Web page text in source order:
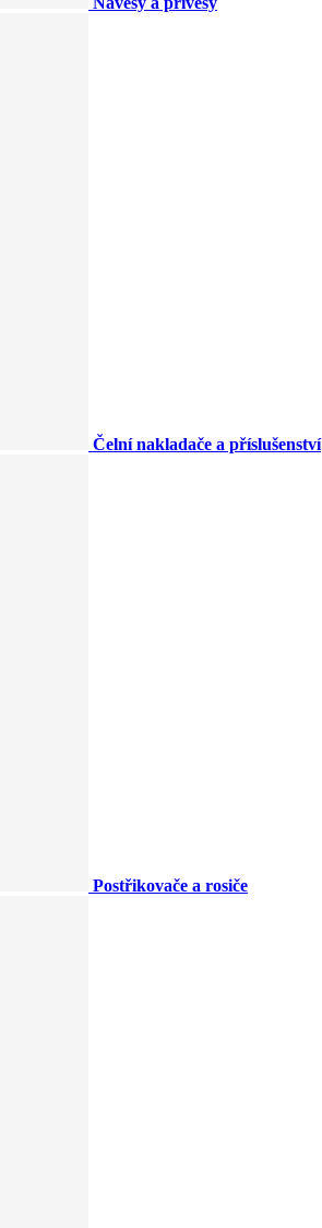
Čelní nakladače a příslušenství
Postřikovače a rosiče